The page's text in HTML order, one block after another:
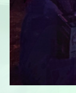
出書類・学校
ーカイブス